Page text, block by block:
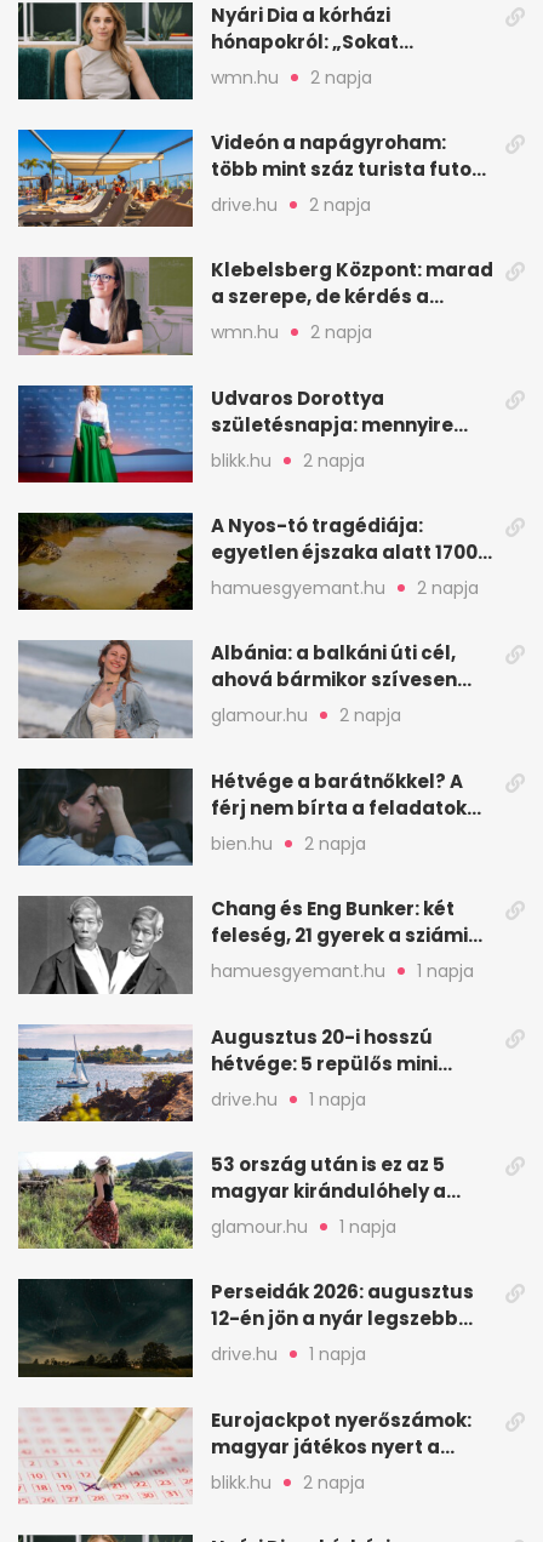
Nyári Dia a kórházi
hónapokról: „Sokat
veszekedtem Istennel”
wmn.hu 2 napja
Videón a napágyroham:
több mint száz turista futott
a helyekért Tenerifén
drive.hu 2 napja
Klebelsberg Központ: marad
a szerepe, de kérdés a
hitelessége
wmn.hu 2 napja
Udvaros Dorottya
születésnapja: mennyire
ismered a filmszerepeit?
blikk.hu 2 napja
A Nyos-tó tragédiája:
egyetlen éjszaka alatt 1700
ember halt meg
hamuesgyemant.hu 2 napja
Albánia: a balkáni úti cél,
ahová bármikor szívesen
visszamennék
glamour.hu 2 napja
Hétvége a barátnőkkel? A
férj nem bírta a feladatokat,
a feleség levegőt kér
bien.hu 2 napja
Chang és Eng Bunker: két
feleség, 21 gyerek a sziámi
ikrek életében
hamuesgyemant.hu 1 napja
Augusztus 20-i hosszú
hétvége: 5 repülős mini
nyaralás 0 szabadsággal
drive.hu 1 napja
53 ország után is ez az 5
magyar kirándulóhely a
kedvencem
glamour.hu 1 napja
Perseidák 2026: augusztus
12-én jön a nyár legszebb
csillaghullása
drive.hu 1 napja
Eurojackpot nyerőszámok:
magyar játékos nyert a
2026. augusztus 4-i húzáson
blikk.hu 2 napja